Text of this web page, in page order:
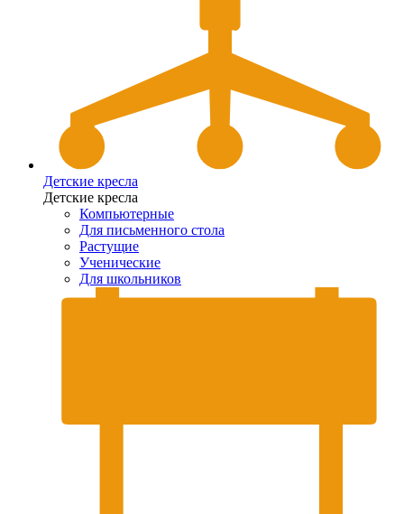
Детские кресла
Детские кресла
Компьютерные
Для письменного стола
Растущие
Ученические
Для школьников